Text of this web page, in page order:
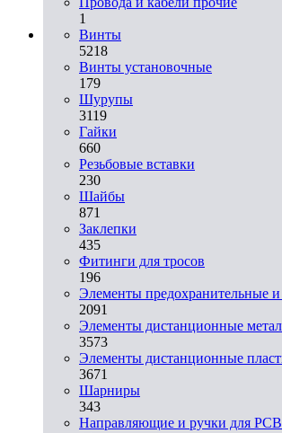
1
Винты
5218
Винты установочные
179
Шурупы
3119
Гайки
660
Резьбовые вставки
230
Шайбы
871
Заклепки
435
Фитинги для тросов
196
Элементы предохранительные и
2091
Элементы дистанционные
3573
Элементы дистанционные
3671
Шарниры
343
Направляющие и ручки для PCB